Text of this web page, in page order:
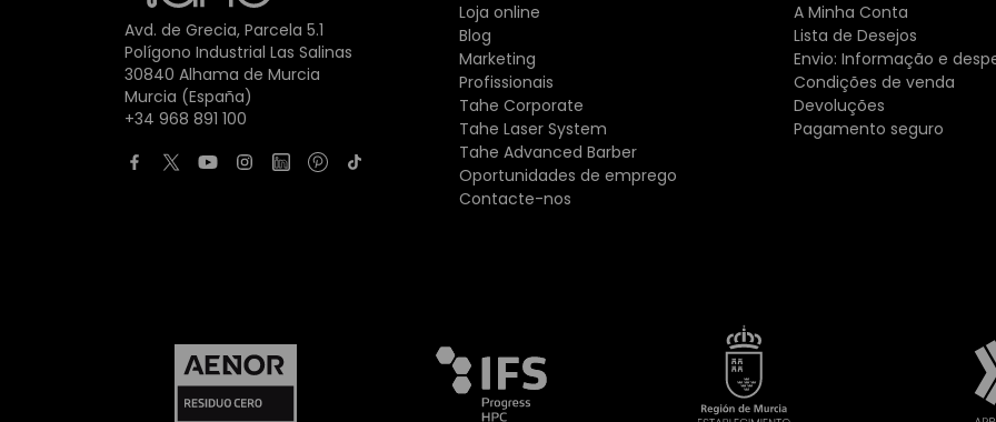
Avd. de Grecia, Parcela 5.1
Polígono Industrial Las Salinas
30840 Alhama de Murcia
Murcia (España)
+34 968 891 100
Loja online
Blog
Marketing
Profissionais
Tahe Corporate
Tahe Laser System
Tahe Advanced Barber
Oportunidades de emprego
Contacte-nos
A Minha Conta
Lista de Desejos
Envio: Informação e
Condições de venda
Devoluções
Pagamento seguro